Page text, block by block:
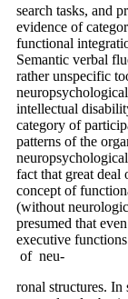
search tasks, and
evidence of
functional
Semantic verbal
rather unspecific
intellectual
category of
patterns of the
fact that great
concept of
(without
presumed that
executive
of neu-
ronal structures. In